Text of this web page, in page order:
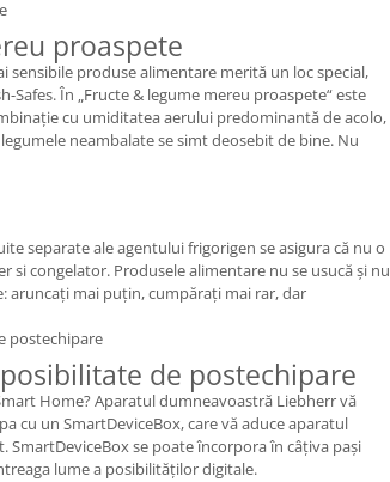
proaspete
sensibile produse alimentare merită un loc special,
Safes. În „Fructe & legume mereu proaspete“ este
cu umiditatea aerului predominantă de acolo,
neambalate se simt deosebit de bine. Nu
separate ale agentului frigorigen se asigura că nu o
si congelator. Produsele alimentare nu se usucă şi nu
aruncaţi mai puţin, cumpăraţi mai rar, dar
de postechipare
Home? Aparatul dumneavoastră Liebherr vă
cu un SmartDeviceBox, care vă aduce aparatul
se poate încorpora în câţiva paşi
lume a posibilităţilor digitale.